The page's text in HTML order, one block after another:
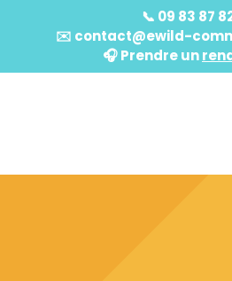
📞 09 83 87
✉️ contact@ewild-
🎧️ Prendre un